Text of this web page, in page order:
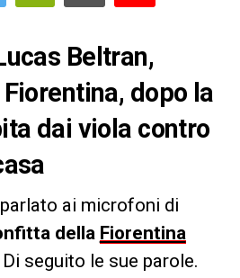
Beltran,
dopo la
dai viola contro
ai microfoni di
della Fiorentina
Di seguito le sue parole.